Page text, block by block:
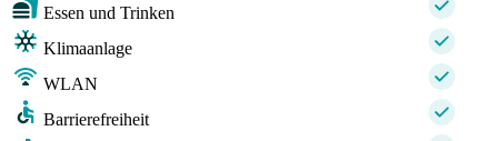
Essen und Trinken
Klimaanlage
WLAN
Barrierefreiheit